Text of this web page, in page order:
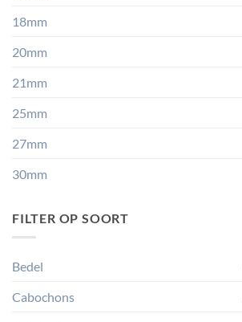
18mm
20mm
21mm
25mm
27mm
30mm
FILTER OP SOORT
Bedel
Cabochons